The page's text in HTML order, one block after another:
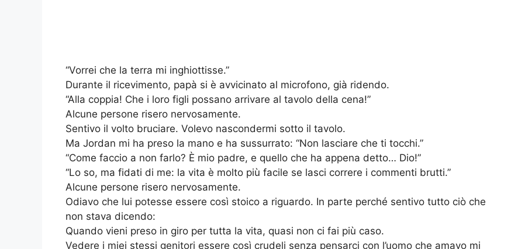
“Vorrei che la terra mi inghiottisse.”
Durante il ricevimento, papà si è avvicinato al microfono, già ridendo.
“Alla coppia! Che i loro figli possano arrivare al tavolo della cena!”
Alcune persone risero nervosamente.
Sentivo il volto bruciare. Volevo nascondermi sotto il tavolo.
Ma Jordan mi ha preso la mano e ha sussurrato: “Non lasciare che ti tocchi.”
“Come faccio a non farlo? È mio padre, e quello che ha appena detto… Dio!”
“Lo so, ma fidati di me: la vita è molto più facile se lasci correre i commenti brutti.”
Alcune persone risero nervosamente.
Odiavo che lui potesse essere così stoico a riguardo. In parte perché sentivo tutto ciò che
non stava dicendo:
Quando vieni preso in giro per tutta la vita, quasi non ci fai più caso.
Vedere i miei stessi genitori essere così crudeli senza pensarci con l’uomo che amavo mi